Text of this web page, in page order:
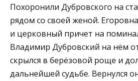
Похоронили Дубровского на
рядом со своей женой.
и церковный причет на
Владимир Дубровский на нём
скрылся в берёзовой роще и
дальнейшей судьбе. Вернулся